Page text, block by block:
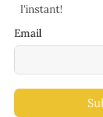
l'instant!
Email